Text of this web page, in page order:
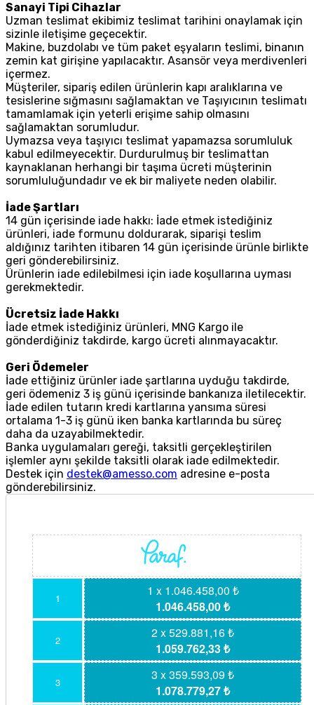
Sanayi Tipi Cihazlar
Uzman teslimat ekibimiz teslimat tarihini onaylamak için
sizinle iletişime geçecektir.
Makine, buzdolabı ve tüm paket eşyaların teslimi, binanın
zemin kat girişine yapılacaktır. Asansör veya merdivenleri
içermez.
Müşteriler, sipariş edilen ürünlerin kapı aralıklarına ve
tesislerine sığmasını sağlamaktan ve Taşıyıcının teslimatı
tamamlamak için yeterli erişime sahip olmasını
sağlamaktan sorumludur.
Uymazsa veya taşıyıcı teslimat yapamazsa sorumluluk
kabul edilmeyecektir. Durdurulmuş bir teslimattan
kaynaklanan herhangi bir taşıma ücreti müşterinin
sorumluluğundadır ve ek bir maliyete neden olabilir.
İade Şartları
14 gün içerisinde iade hakkı: İade etmek istediğiniz
ürünleri, iade formunu doldurarak, siparişi teslim
aldığınız tarihten itibaren 14 gün içerisinde ürünle birlikte
geri gönderebilirsiniz.
Ürünlerin iade edilebilmesi için iade koşullarına uyması
gerekmektedir.
Ücretsiz İade Hakkı
İade etmek istediğiniz ürünleri, MNG Kargo ile
gönderdiğiniz takdirde, kargo ücreti alınmayacaktır.
Geri Ödemeler
İade ettiğiniz ürünler iade şartlarına uyduğu takdirde,
geri ödemeniz 3 iş günü içerisinde bankanıza iletilecektir.
İade edilen tutarın kredi kartlarına yansıma süresi
ortalama 1-3 iş günü iken banka kartlarında bu süreç
daha da uzayabilmektedir.
Banka uygulamaları gereği, taksitli gerçekleştirilen
işlemler aynı şekilde taksitli olarak iade edilmektedir.
Destek için destek@amesso.com adresine e-posta
gönderebilirsiniz.
1
1 x 1.046.458,00 ₺
1.046.458,00 ₺
2
2 x 529.881,16 ₺
1.059.762,33 ₺
3
3 x 359.593,09 ₺
1.078.779,27 ₺